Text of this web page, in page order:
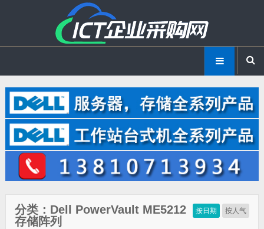
按日期 按人气
分类：Dell PowerVault ME5212
存储阵列